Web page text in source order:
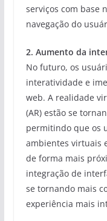
serviços com base
navegação do
2. Aumento da
No futuro, os
interatividade e
web. A realidade
(AR) estão se
permitindo que os
ambientes virtuais
de forma mais
integração de
se tornando mais
experiência mais